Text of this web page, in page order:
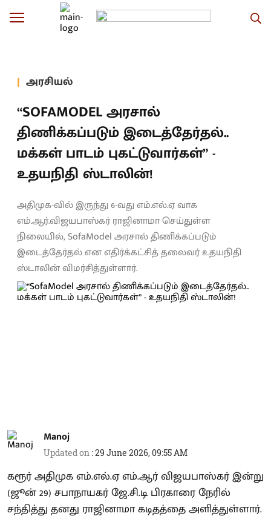
அரசியல்
“SOFAMODEL அரசால்
திணிக்கப்படும் இடைத்தேர்தல்..
மக்கள் பாடம் புகட்டுவார்கள்” -
உதயநிதி ஸ்டாலின்!
அதிமுக-வில் இருந்து 6-வது எம்.எல்.ஏ வாக
எம்.ஆர்.விஜயபாஸ்கர் ராஜினாமா செய்துள்ள
நிலையில், SofaModel அரசால் திணிக்கப்படும்
இடைத்தேர்தல் என எதிர்க்கட்சித் தலைவர் உதயநிதி
ஸ்டாலின் விமர்சித்துள்ளார்.
Manoj
Updated on :29 June 2026, 09:55 AM
கரூர் அதிமுக எம்.எல்.ஏ எம்.ஆர் விஜயபாஸ்கர் இன்று
(ஜூன் 29) சபாநாயகர் ஜே.சி.டி பிரகாரை நேரில்
சந்தித்து தனது ராஜினாமா கடிதத்தை அளித்துள்ளார்.